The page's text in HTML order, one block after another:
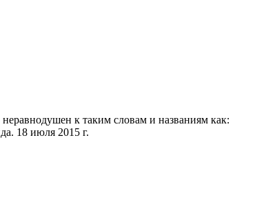
к таким словам и названиям как:
18 июля 2015 г.